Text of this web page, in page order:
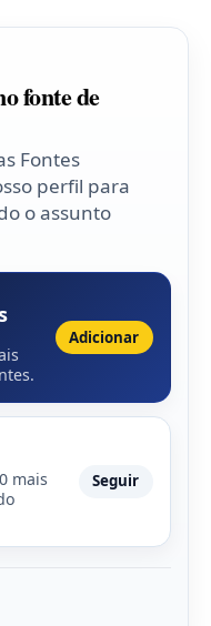
fonte de
Fontes
perfil para
o assunto
Adicionar
mais
Seguir